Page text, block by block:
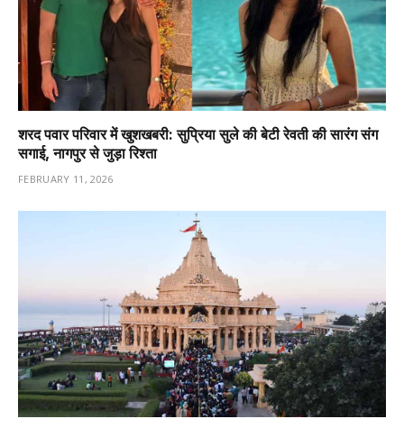
शरद पवार परिवार में खुशखबरी: सुप्रिया सुले की बेटी रेवती की सारंग संग
सगाई, नागपुर से जुड़ा रिश्ता
FEBRUARY 11, 2026